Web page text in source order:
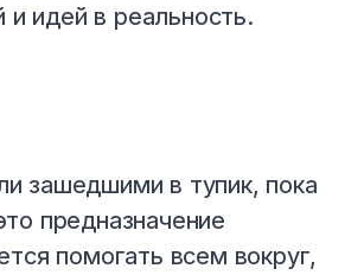
идей в реальность.
зашедшими в тупик, пока
предназначение
помогать всем вокруг,